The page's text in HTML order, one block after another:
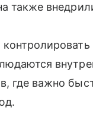
также
где важно